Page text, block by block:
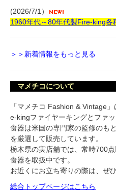
(2026/7/1）
1960年代～80年代製Fire-king各
＞＞新着情報をもっと見る
マメチコについて
「マメチコ Fashion & Vintage
e-kingファイヤーキングとファッ
食器は米国の専門家の監修のも
を厳選して販売しています。
栃木県の実店舗では、常時700
食器を取扱中です。
お近くにお立ち寄りの際は、ぜ
総合トップページはこちら